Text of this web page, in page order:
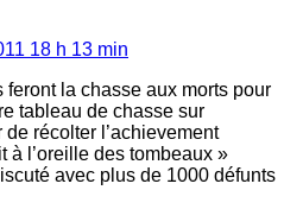
18 h 13 min
feront la chasse aux morts pour
tableau de chasse sur
récolter l’achievement
à l’oreille des tombeaux »
avec plus de 1000 défunts